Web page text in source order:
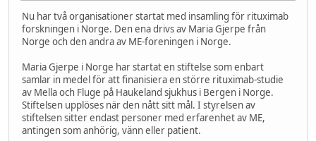
Nu har två organisationer startat med insamling för rituximab
forskningen i Norge. Den ena drivs av Maria Gjerpe från
Norge och den andra av ME-foreningen i Norge.
Maria Gjerpe i Norge har startat en stiftelse som enbart
samlar in medel för att finanisiera en större rituximab-studie
av Mella och Fluge på Haukeland sjukhus i Bergen i Norge.
Stiftelsen upplöses när den nått sitt mål. I styrelsen av
stiftelsen sitter endast personer med erfarenhet av ME,
antingen som anhörig, vänn eller patient.